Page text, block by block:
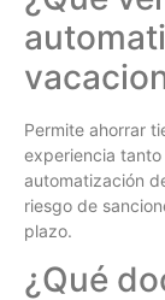
Permite ahorrar
experiencia
automatización
riesgo de
plazo.
¿Qué